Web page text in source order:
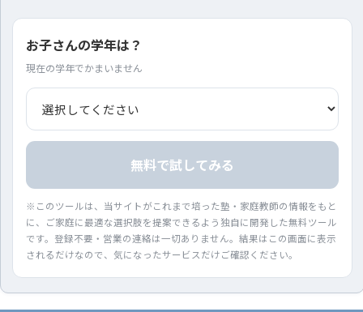
お子さんの学年は？
現在の学年でかまいません
無料で試してみる
※このツールは、当サイトがこれまで培った塾・家庭教師の情報をもと
に、ご家庭に最適な選択肢を提案できるよう独自に開発した無料ツール
です。登録不要・営業の連絡は一切ありません。結果はこの画面に表示
されるだけなので、気になったサービスだけご確認ください。